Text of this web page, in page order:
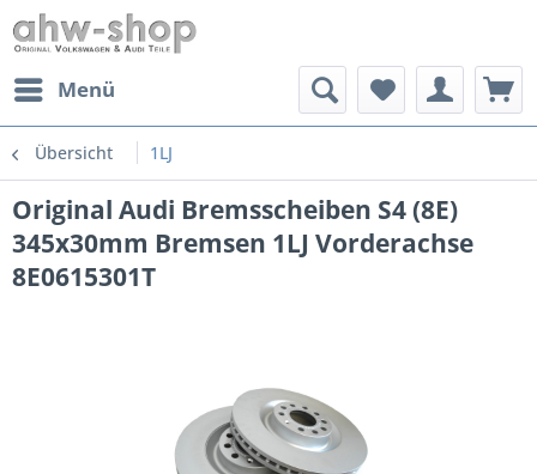
Menü
Übersicht 1LJ
Original Audi Bremsscheiben S4 (8E)
345x30mm Bremsen 1LJ Vorderachse
8E0615301T